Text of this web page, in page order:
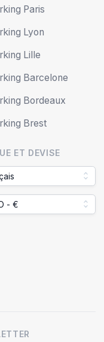
Paris
Lyon
Lille
Barcelone
Bordeaux
Brest
ET DEVISE
- €